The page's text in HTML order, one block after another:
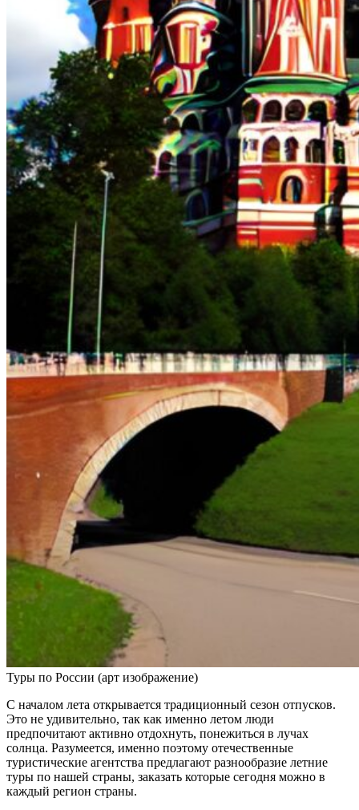
Туры по России (арт изображение)
С началом лета открывается традиционный сезон отпусков.
Это не удивительно, так как именно летом люди
предпочитают активно отдохнуть, понежиться в лучах
солнца. Разумеется, именно поэтому отечественные
туристические агентства предлагают разнообразие летние
туры по нашей страны, заказать которые сегодня можно в
каждый регион страны.